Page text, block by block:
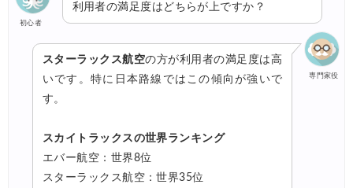
初心者
利用者の満足度はどちらが上ですか？
専門家役
スターラックス航空の方が利用者の満足度は高
いです。特に日本路線ではこの傾向が強いで
す。
スカイトラックスの世界ランキング
エバー航空：世界8位
スターラックス航空：世界35位